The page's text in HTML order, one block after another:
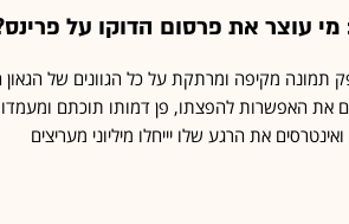
עוצר את פרסום הדוקו על
מקיפה ומרתקת על כל הגוונים של הגאון
את האפשרות להפצתו, פן דמותו תוכתם ומעמדו
את הרגע שלו יייחלו מיליוני מעריצים